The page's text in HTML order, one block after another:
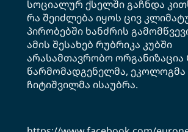
სოციალურ ქსელში გაჩნდა
რა შეიძლება იყოს ცივ
პირობებში ხანძრის
ამის შესახებ რუბრიკა კუბში
არასამთავრობო ორგანიზაცია
წარმომადგენელმა, ეკოლოგმა
ჩიტიშვილმა ისაუბრა.